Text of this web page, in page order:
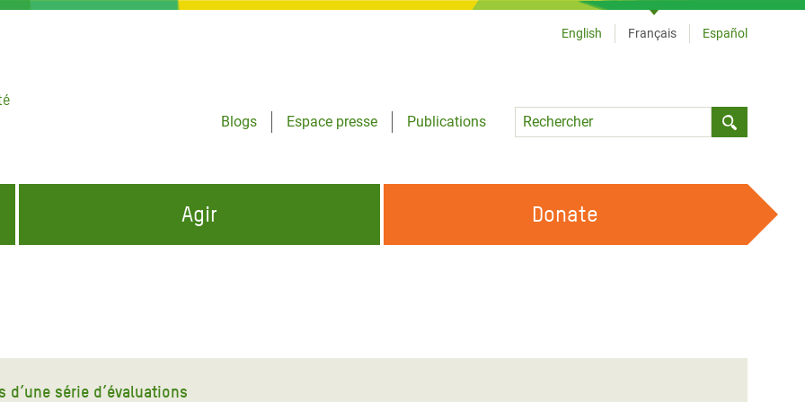
Blogs
Espace presse
Publications
Language
English Français Español
Agir Donate
d’une série d’évaluations